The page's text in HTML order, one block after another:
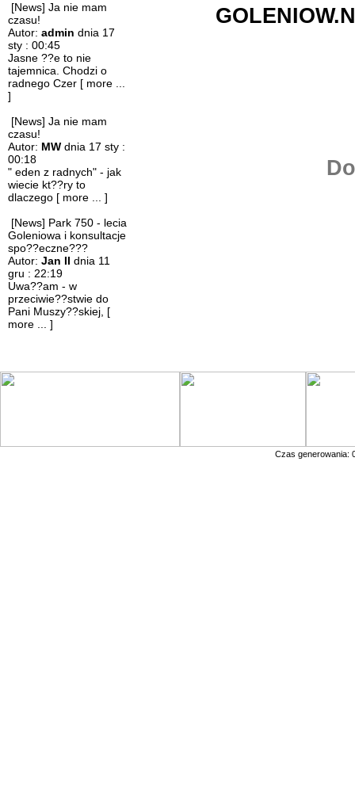
[News] Ja nie mam
czasu!
Autor: admin dnia 17
sty : 00:45
Jasne ??e to nie
tajemnica. Chodzi o
radnego Czer [ more ...
]
[News] Ja nie mam
czasu!
Autor: MW dnia 17 sty :
00:18
" eden z radnych" - jak
wiecie kt??ry to
dlaczego [ more ... ]
[News] Park 750 - lecia
Goleniowa i konsultacje
spo??eczne???
Autor: Jan II dnia 11
gru : 22:19
Uwa??am - w
przeciwie??stwie do
Pani Muszy??skiej, [
more ... ]
Czas generowania: